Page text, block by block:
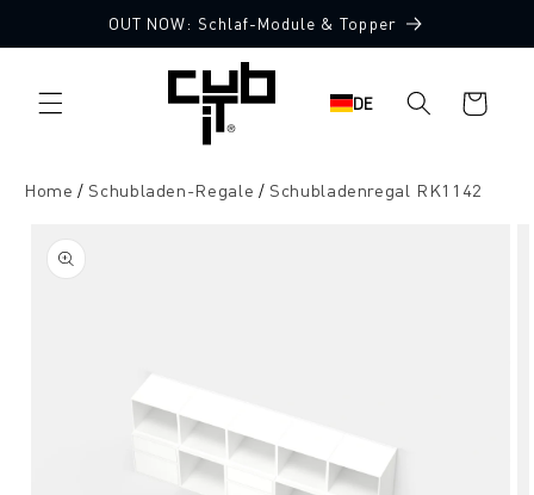
Inhalt
OUT NOW: Schlaf-Module & Topper
DE Warenkorb
Home Schubladen-Regale Schubladenregal RK1142